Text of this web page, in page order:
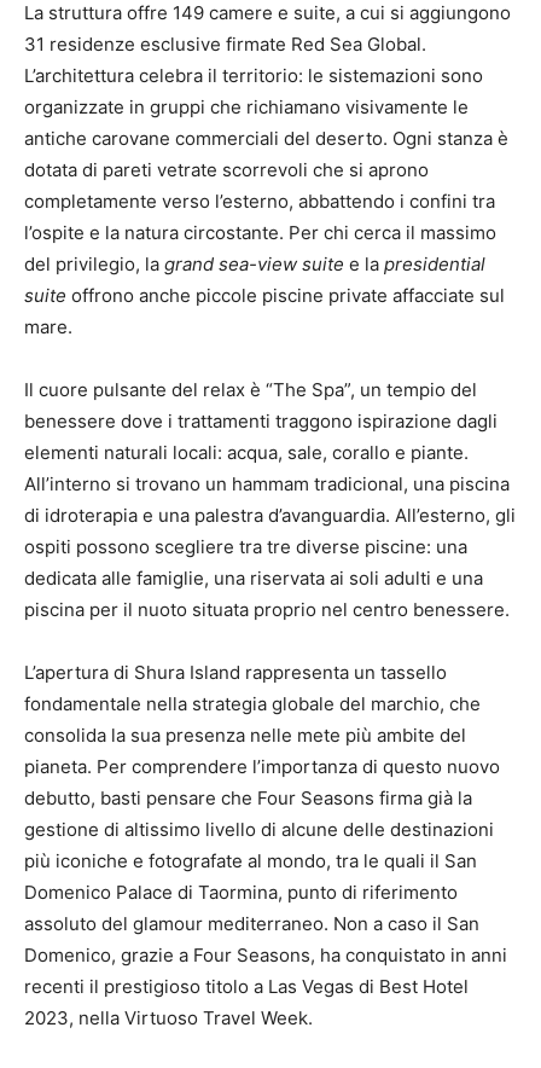
La struttura offre 149 camere e suite, a cui si aggiungono
31 residenze esclusive firmate Red Sea Global.
L’architettura celebra il territorio: le sistemazioni sono
organizzate in gruppi che richiamano visivamente le
antiche carovane commerciali del deserto. Ogni stanza è
dotata di pareti vetrate scorrevoli che si aprono
completamente verso l’esterno, abbattendo i confini tra
l’ospite e la natura circostante. Per chi cerca il massimo
del privilegio, la grand sea-view suite e la presidential
suite offrono anche piccole piscine private affacciate sul
mare.
Il cuore pulsante del relax è “The Spa”, un tempio del
benessere dove i trattamenti traggono ispirazione dagli
elementi naturali locali: acqua, sale, corallo e piante.
All’interno si trovano un hammam tradicional, una piscina
di idroterapia e una palestra d’avanguardia. All’esterno, gli
ospiti possono scegliere tra tre diverse piscine: una
dedicata alle famiglie, una riservata ai soli adulti e una
piscina per il nuoto situata proprio nel centro benessere.
L’apertura di Shura Island rappresenta un tassello
fondamentale nella strategia globale del marchio, che
consolida la sua presenza nelle mete più ambite del
pianeta. Per comprendere l’importanza di questo nuovo
debutto, basti pensare che Four Seasons firma già la
gestione di altissimo livello di alcune delle destinazioni
più iconiche e fotografate al mondo, tra le quali il San
Domenico Palace di Taormina, punto di riferimento
assoluto del glamour mediterraneo. Non a caso il San
Domenico, grazie a Four Seasons, ha conquistato in anni
recenti il prestigioso titolo a Las Vegas di Best Hotel
2023, nella Virtuoso Travel Week.